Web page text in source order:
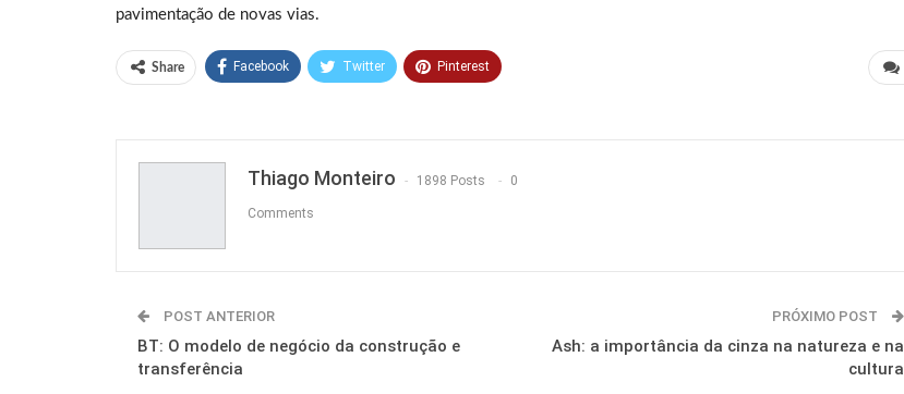
pavimentação de novas vias.
Share Facebook Twitter Pinterest
Thiago Monteiro 1898 Posts 0
Comments
POST ANTERIOR
BT: O modelo de negócio da construção e
transferência
PRÓXIMO POST
Ash: a importância da cinza na natureza e na
cultura